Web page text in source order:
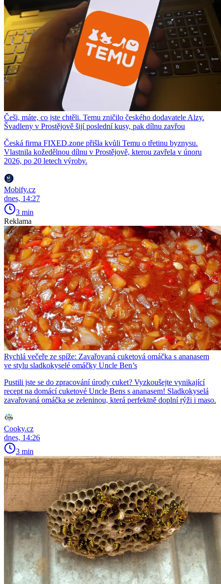
Češi, máte, co jste chtěli. Temu zničilo českého dodavatele Alzy.
Švadleny v Prostějově šijí poslední kusy, pak dílnu zavřou
Česká firma FIXED.zone přišla kvůli Temu o třetinu byznysu.
Vlastnila kožedělnou dílnu v Prostějově, kterou zavřela v únoru
2026, po 20 letech výroby.
Mobify.cz
dnes, 14:27
3 min
Reklama
Rychlá večeře ze spíže: Zavařovaná cuketová omáčka s ananasem
ve stylu sladkokyselé omáčky Uncle Ben’s
Pustili jste se do zpracování úrody cuket? Vyzkoušejte vynikající
recept na domácí cuketové Uncle Bens s ananasem! Sladkokyselá
zavařovaná omáčka se zeleninou, která perfektně doplní rýži i maso.
Cooky.cz
dnes, 14:26
3 min